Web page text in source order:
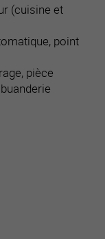
(cuisine et
point
pièce